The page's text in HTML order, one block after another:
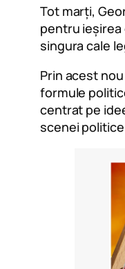
Tot marți,
pentru ieșirea
singura cale
Prin acest
formule
centrat pe
scenei